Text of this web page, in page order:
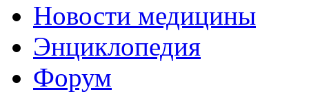
Новости медицины
Энциклопедия
Форум